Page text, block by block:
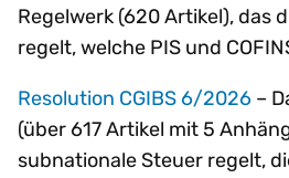
Regelwerk (620 Artikel), das
regelt, welche PIS und
Resolution CGIBS 6/2026 –
(über 617 Artikel mit 5
subnationale Steuer regelt,